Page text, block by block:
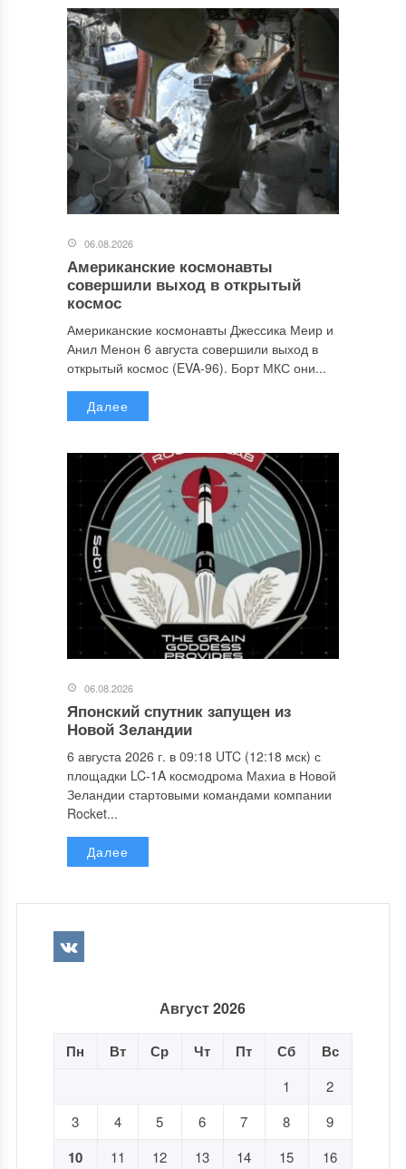
06.08.2026
Американские космонавты
совершили выход в открытый
космос
Американские космонавты Джессика Меир и
Анил Менон 6 августа совершили выход в
открытый космос (EVA-96). Борт МКС они...
Далее
06.08.2026
Японский спутник запущен из
Новой Зеландии
6 августа 2026 г. в 09:18 UTC (12:18 мск) с
площадки LC-1A космодрома Махиа в Новой
Зеландии стартовыми командами компании
Rocket...
Далее
Август 2026
Пн Вт Ср Чт Пт Сб Вс
1
2
3
4 5 6 7 8 9
10 11 12 13 14 15
16